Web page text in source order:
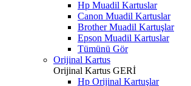
Hp Muadil Kartuslar
Canon Muadil Kartuslar
Brother Muadil Kartuşlar
Epson Muadil Kartuslar
Tümünü Gör
Orijinal Kartus
Orijinal Kartus GERİ
Hp Orijinal Kartuşlar